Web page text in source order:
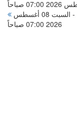
-
السبت 08 أغسطس
2026 07:00 صباحاً